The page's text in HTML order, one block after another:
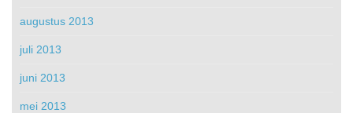
augustus 2013
juli 2013
juni 2013
mei 2013